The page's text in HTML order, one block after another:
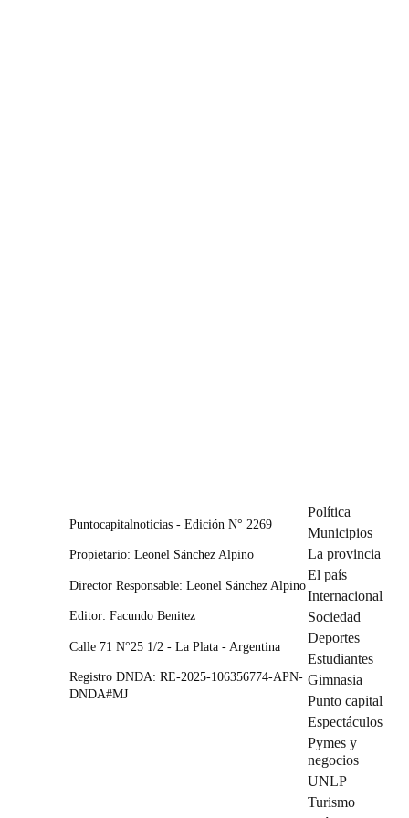
Puntocapitalnoticias - Edición N° 2269
Propietario: Leonel Sánchez Alpino
Director Responsable: Leonel Sánchez Alpino
Editor: Facundo Benitez
Calle 71 N°25 1/2 - La Plata - Argentina
Registro DNDA: RE-2025-106356774-APN-
DNDA#MJ
Política
Municipios
La provincia
El país
Internacional
Sociedad
Deportes
Estudiantes
Gimnasia
Punto capital
Espectáculos
Pymes y
negocios
UNLP
Turismo